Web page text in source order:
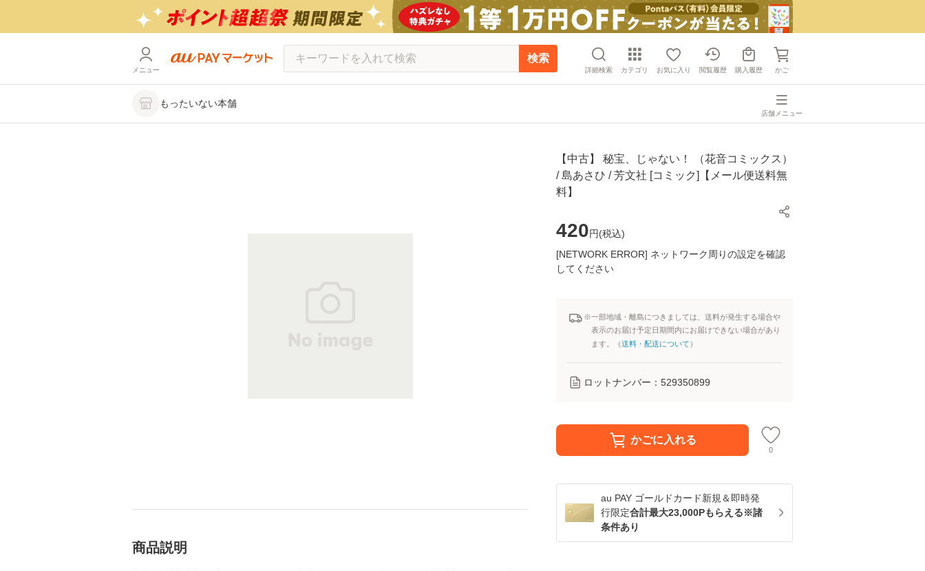
メニュー
検索
詳細検索 カテゴリ お気に入り 閲覧履歴 購入履歴 かご
もったいない本舗
店舗メニュー
【中古】 秘宝、じゃない！ （花音コミックス）
/ 島あさひ / 芳文社 [コミック]【メール便送料無
料】
420円(税込)
[NETWORK ERROR] ネットワーク周りの設定を確認
してください
※一部地域・離島につきましては、送料が発生する場合や
表示のお届け予定日期間内にお届けできない場合があり
ます。（送料・配送について ）
ロットナンバー： 529350899
かごに入れる
0
au PAY ゴールドカード新規＆即時発
行限定合計最大23,000Pもらえる※諸
条件あり
商品説明